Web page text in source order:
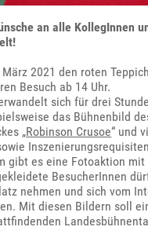
an alle KollegInnen
2021 den roten
Besuch ab 14 Uhr.
sich für drei
das Bühnenbild
„Robinson Crusoe“ und
gibt es eine Fotoaktion mit
BesucherInnen
nehmen und sich vom
Mit diesen Bildern soll